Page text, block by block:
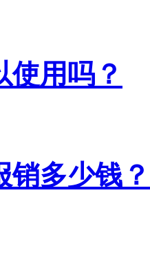
使用吗？
销多少钱？